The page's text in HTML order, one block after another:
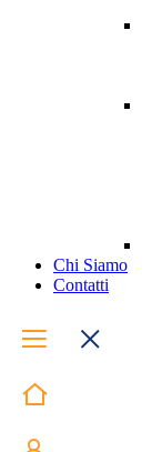
Chi Siamo
Contatti